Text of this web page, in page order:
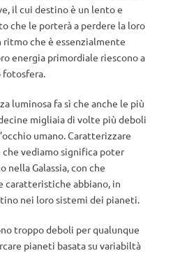
il cui destino è un lento e
che le porterà a perdere la loro
ritmo che è essenzialmente
energia primordiale riescono a
fotosfera.
luminosa fa sì che anche le più
migliaia di volte più deboli
umano. Caratterizzare
che vediamo significa poter
nella Galassia, con che
caratteristiche abbiano, in
nei loro sistemi dei pianeti.
troppo deboli per qualunque
pianeti basata su variabiltà